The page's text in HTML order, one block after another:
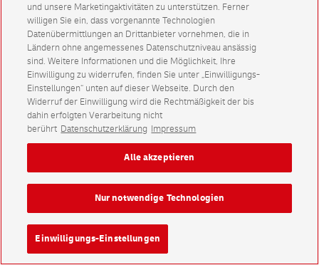
und unsere Marketingaktivitäten zu unterstützen. Ferner
willigen Sie ein, dass vorgenannte Technologien
Datenübermittlungen an Drittanbieter vornehmen, die in
Ländern ohne angemessenes Datenschutzniveau ansässig
sind. Weitere Informationen und die Möglichkeit, Ihre
Einwilligung zu widerrufen, finden Sie unter „Einwilligungs-
Einstellungen“ unten auf dieser Webseite. Durch den
Widerruf der Einwilligung wird die Rechtmäßigkeit der bis
dahin erfolgten Verarbeitung nicht
berührt Datenschutzerklärung Impressum
Einwilligungs-Einstellungen
Nur notwendige Technologien
Alle akzeptieren